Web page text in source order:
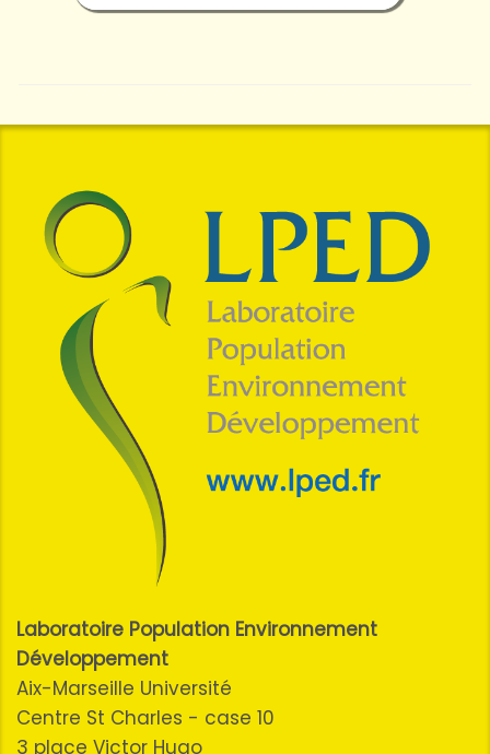
Laboratoire Population Environnement
Développement
Aix-Marseille Université
Centre St Charles - case 10
3 place Victor Hugo